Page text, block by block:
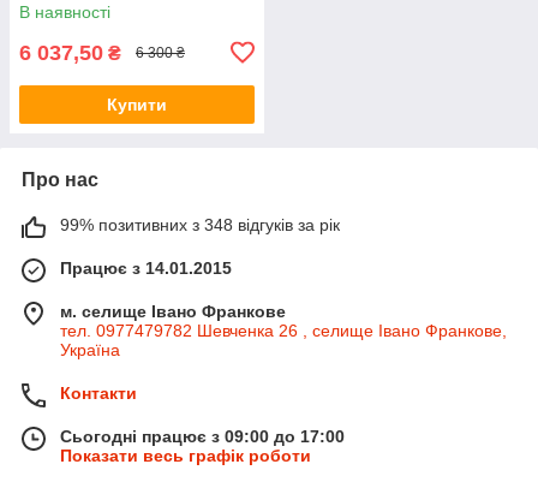
В наявності
6 037,50 ₴ 6 300 ₴
Купити
Про нас
99% позитивних з 348 відгуків за рік
Працює з 14.01.2015
м. селище Івано Франкове
тел. 0977479782 Шевченка 26 , селище Івано Франкове,
Україна
Контакти
Сьогодні працює з 09:00 до 17:00
Показати весь графік роботи